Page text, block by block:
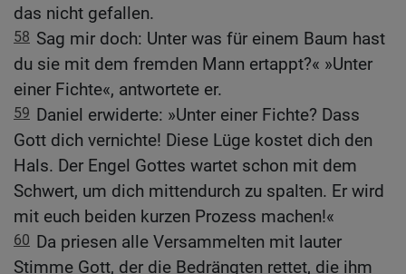
das nicht gefallen.
58 Sag mir doch: Unter was für einem Baum hast
du sie mit dem fremden Mann ertappt?« »Unter
einer Fichte«, antwortete er.
59 Daniel erwiderte: »Unter einer Fichte? Dass
Gott dich vernichte! Diese Lüge kostet dich den
Hals. Der Engel Gottes wartet schon mit dem
Schwert, um dich mittendurch zu spalten. Er wird
mit euch beiden kurzen Prozess machen!«
60 Da priesen alle Versammelten mit lauter
Stimme Gott, der die Bedrängten rettet, die ihm